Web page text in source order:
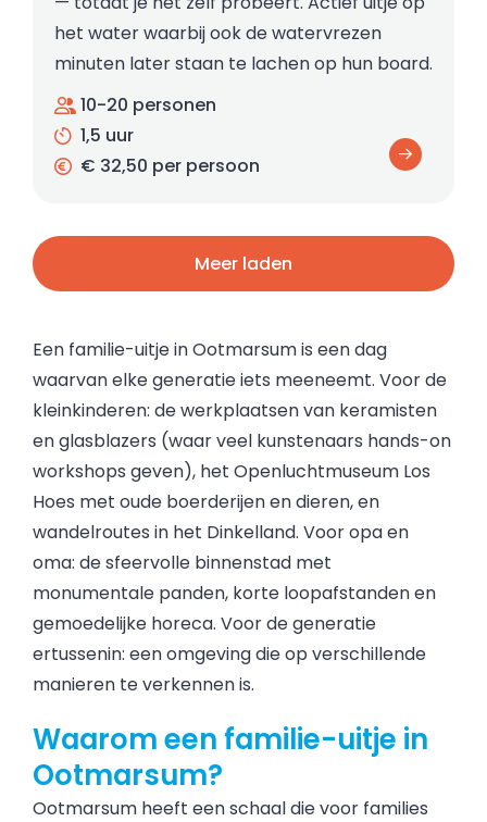
het water waarbij ook de watervrezen
minuten later staan te lachen op hun board.
10-20 personen
1,5 uur
€ 32,50 per persoon
Meer laden
Een familie-uitje in Ootmarsum is een dag
waarvan elke generatie iets meeneemt. Voor de
kleinkinderen: de werkplaatsen van keramisten
en glasblazers (waar veel kunstenaars hands-on
workshops geven), het Openluchtmuseum Los
Hoes met oude boerderijen en dieren, en
wandelroutes in het Dinkelland. Voor opa en
oma: de sfeervolle binnenstad met
monumentale panden, korte loopafstanden en
gemoedelijke horeca. Voor de generatie
ertussenin: een omgeving die op verschillende
manieren te verkennen is.
Waarom een familie-uitje in
Ootmarsum?
Ootmarsum heeft een schaal die voor families